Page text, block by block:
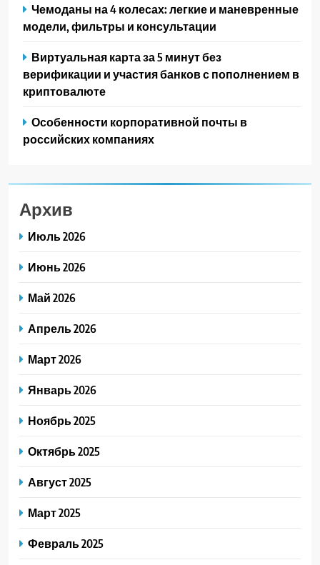
Чемоданы на 4 колесах: легкие и маневренные
модели, фильтры и консультации
Виртуальная карта за 5 минут без
верификации и участия банков с пополнением в
криптовалюте
Особенности корпоративной почты в
российских компаниях
Архив
Июль 2026
Июнь 2026
Май 2026
Апрель 2026
Март 2026
Январь 2026
Ноябрь 2025
Октябрь 2025
Август 2025
Март 2025
Февраль 2025